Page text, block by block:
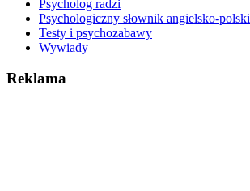
Psycholog radzi
Psychologiczny słownik angielsko-polski
Testy i psychozabawy
Wywiady
Reklama